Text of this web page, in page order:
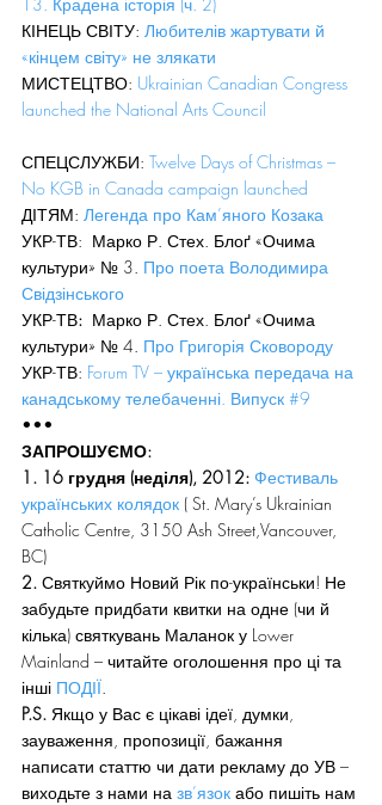
КІНЕЦЬ СВІТУ: Любителів жартувати й
«кінцем світу» не злякати
МИСТЕЦТВО: Ukrainian Canadian Congress
launched the National Arts Council
СПЕЦСЛУЖБИ: Twelve Days of Christmas –
No KGB in Canada campaign launched
ДІТЯМ: Легенда про Кам’яного Козака
УКР-ТВ:  Марко Р. Стех. Блоґ «Очима
культури» № 3. Про поета Володимира
Свідзінського
УКР-ТВ: Марко Р. Стех. Блоґ «Очима
культури» № 4. Про Григорія Сковороду
УКР-ТВ: Forum TV – українська передача на
канадському телебаченні. Випуск #9
•••
ЗАПРОШУЄМО:
1. 16 грудня (неділя), 2012: Фестиваль
українських колядок ( St. Mary’s Ukrainian
Catholic Centre, 3150 Ash Street,Vancouver,
BC)
2. Святкуймо Новий Рік по-українськи! Не
забудьте придбати квитки на одне (чи й
кілька) святкувань Маланок у Lower
Mainland – читайте оголошення про ці та
інші ПОДІЇ.
P.S. Якщо у Вас є цікаві ідеї, думки,
зауваження, пропозиції, бажання
написати статтю чи дати рекламу до УВ –
виходьте з нами на зв’язок або пишіть нам